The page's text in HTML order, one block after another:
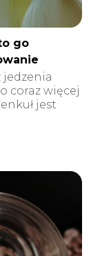
go
jedzenia
coraz więcej
jest